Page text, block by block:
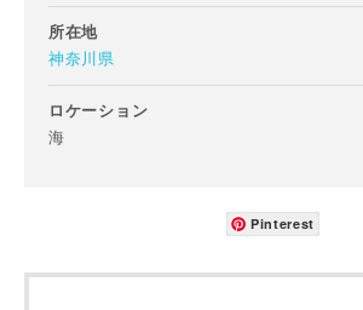
所在地
神奈川県
ロケーション
海
Pinterest
ご住所